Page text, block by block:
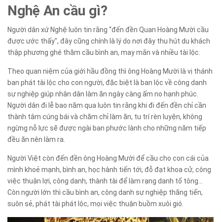
Nghệ An cầu gì?
Người dân xứ Nghệ luôn tin rằng “đến đền Quan Hoàng Mười cầu
được ước thấy", đây cũng chính là lý do nơi đây thu hút du khách
thập phương ghé thăm cầu bình an, may mắn và nhiều tài lộc.
Theo quan niệm của giới hầu đồng thì ông Hoàng Mười là vị thánh
ban phát tài lộc cho con người, đặc biệt là ban lộc về công danh
sự nghiệp giúp nhân dân làm ăn ngày càng ấm no hạnh phúc.
Người dân đi lễ bao năm qua luôn tin rằng khi đi đến đền chỉ cần
thành tâm cúng bái và chăm chỉ làm ăn, tu trí rèn luyện, không
ngừng nỗ lực sẽ được ngài ban phước lành cho những năm tiếp
đều ăn nên làm ra.
Người Việt còn đến đền ông Hoàng Mười để cầu cho con cái của
mình khoẻ mạnh, bình an, học hành tiến tới, đỗ đạt khoa cử, công
việc thuận lợi, công danh, thành tài để làm rạng danh tổ tông...
Còn người lớn thì cầu bình an, công danh sự nghiệp thăng tiến,
suôn sẻ, phát tài phát lộc, mọi việc thuận buồm xuôi gió.